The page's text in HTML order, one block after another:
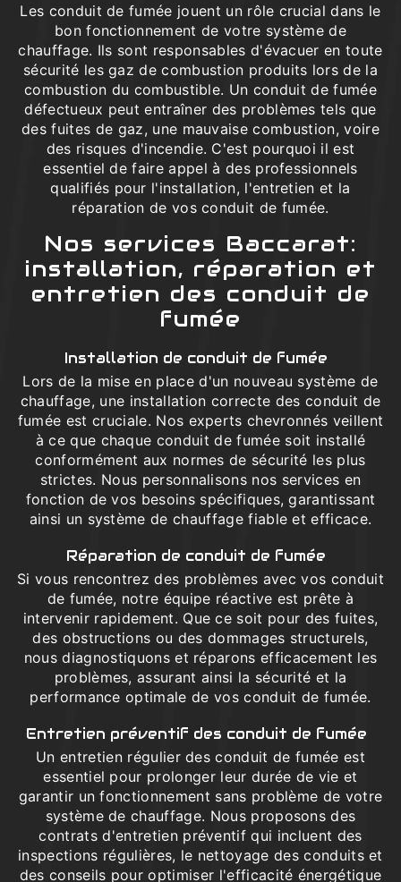
Les conduit de fumée jouent un rôle crucial dans le
bon fonctionnement de votre système de
chauffage. Ils sont responsables d'évacuer en toute
sécurité les gaz de combustion produits lors de la
combustion du combustible. Un conduit de fumée
défectueux peut entraîner des problèmes tels que
des fuites de gaz, une mauvaise combustion, voire
des risques d'incendie. C'est pourquoi il est
essentiel de faire appel à des professionnels
qualifiés pour l'installation, l'entretien et la
réparation de vos conduit de fumée.
Nos services Baccarat:
installation, réparation et
entretien des conduit de
fumée
Installation de conduit de fumée
Lors de la mise en place d'un nouveau système de
chauffage, une installation correcte des conduit de
fumée est cruciale. Nos experts chevronnés veillent
à ce que chaque conduit de fumée soit installé
conformément aux normes de sécurité les plus
strictes. Nous personnalisons nos services en
fonction de vos besoins spécifiques, garantissant
ainsi un système de chauffage fiable et efficace.
Réparation de conduit de fumée
Si vous rencontrez des problèmes avec vos conduit
de fumée, notre équipe réactive est prête à
intervenir rapidement. Que ce soit pour des fuites,
des obstructions ou des dommages structurels,
nous diagnostiquons et réparons efficacement les
problèmes, assurant ainsi la sécurité et la
performance optimale de vos conduit de fumée.
Entretien préventif des conduit de fumée
Un entretien régulier des conduit de fumée est
essentiel pour prolonger leur durée de vie et
garantir un fonctionnement sans problème de votre
système de chauffage. Nous proposons des
contrats d'entretien préventif qui incluent des
inspections régulières, le nettoyage des conduits et
des conseils pour optimiser l'efficacité énergétique